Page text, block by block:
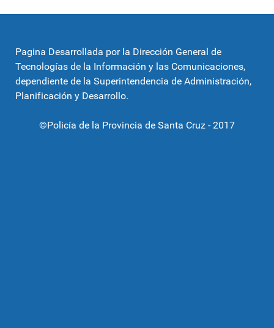
Pagina Desarrollada por la Dirección General de
Tecnologías de la Información y las Comunicaciones,
dependiente de la Superintendencia de Administración,
Planificación y Desarrollo.
©Policía de la Provincia de Santa Cruz - 2017